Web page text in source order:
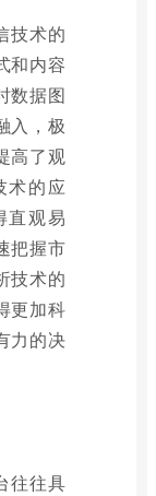
技术的
和内容
数据图
入，极
高了观
术的应
直观易
把握市
技术的
更加科
力的决
往往具